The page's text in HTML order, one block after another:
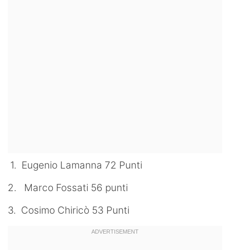
1. Eugenio Lamanna 72 Punti
2. Marco Fossati 56 punti
3. Cosimo Chiricò 53 Punti